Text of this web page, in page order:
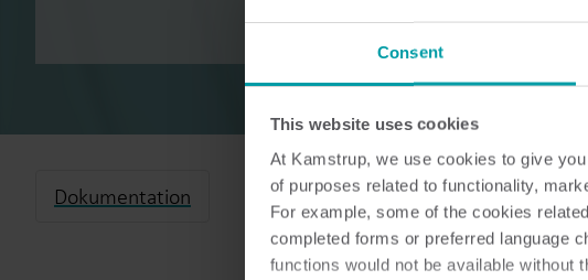
Consent
This website uses cookies
At Kamstrup, we use cookies to give
of purposes related to functionality,
For example, some of the cookies
completed forms or preferred language
functions would not be available without
Dokumentation